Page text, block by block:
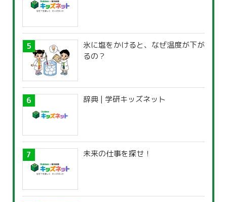
氷に塩をかけると、なぜ温度が下が
るの？
辞典 | 学研キッズネット
未来の仕事を探せ！